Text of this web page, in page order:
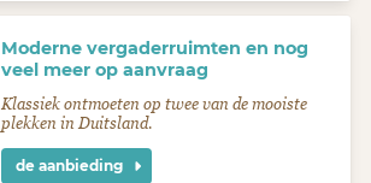
Moderne vergaderruimten en nog
veel meer op aanvraag
Klassiek ontmoeten op twee van de mooiste
plekken in Duitsland.
de aanbieding